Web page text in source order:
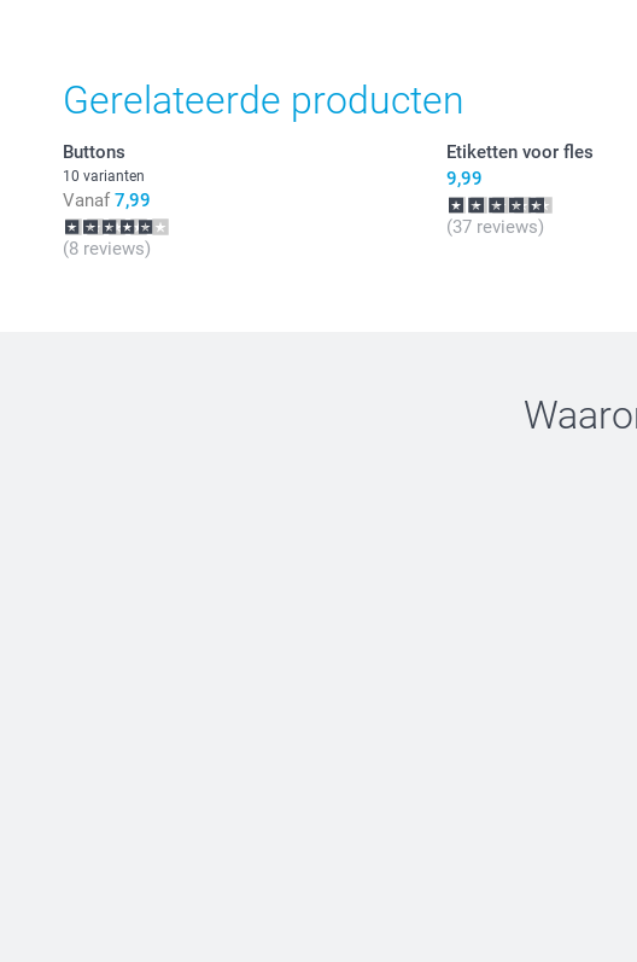
Gerelateerde producten
Buttons
10 varianten
Vanaf 7,99
(8 reviews)
Etiketten voor fles
9,99
(37 reviews)